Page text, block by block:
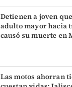
Detienen a joven
adulto mayor hacia
causó su muerte en
Las motos ahorran